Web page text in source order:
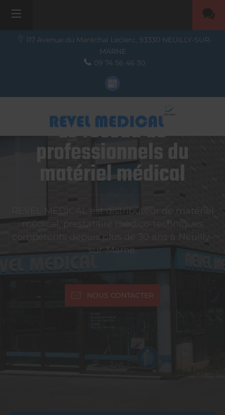
117 Avenue du Maréchal Leclerc, 93330 NEUILLY-SUR-
MARNE
09 74 56 46 30
Le réseau de
professionnels du
matériel médical
REVEL MEDICAL est distributeur de matériel
médical, prestataire médico-techniques
compétents depuis plus de 30 ans à Neuilly-
sur-Marne.
NOUS CONTACTER